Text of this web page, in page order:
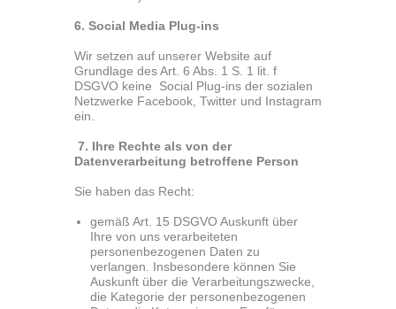
6. Social Media Plug-ins
Wir setzen auf unserer Website auf
Grundlage des Art. 6 Abs. 1 S. 1 lit. f
DSGVO keine Social Plug-ins der sozialen
Netzwerke Facebook, Twitter und Instagram
ein.
7. Ihre Rechte als von der
Datenverarbeitung betroffene Person
Sie haben das Recht:
gemäß Art. 15 DSGVO Auskunft über
Ihre von uns verarbeiteten
personenbezogenen Daten zu
verlangen. Insbesondere können Sie
Auskunft über die Verarbeitungszwecke,
die Kategorie der personenbezogenen